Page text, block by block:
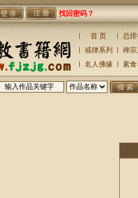
注 册 找回密码？
首 页 总
戒律系列
禅宗
名人佛缘
素食